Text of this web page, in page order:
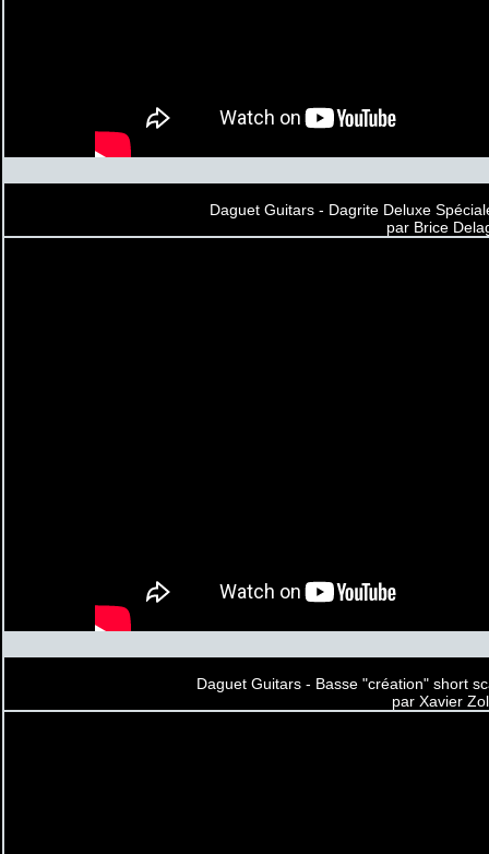
Daguet Guitars - Dagrite Deluxe
par Brice
Daguet Guitars - Basse "création" short
par Xavier